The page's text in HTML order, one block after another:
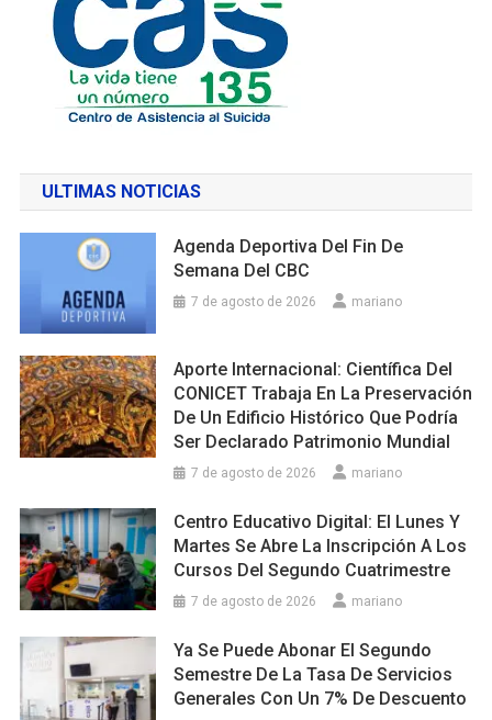
ULTIMAS NOTICIAS
Agenda Deportiva Del Fin De
Semana Del CBC
7 de agosto de 2026 mariano
Aporte Internacional: Científica Del
CONICET Trabaja En La Preservación
De Un Edificio Histórico Que Podría
Ser Declarado Patrimonio Mundial
7 de agosto de 2026 mariano
Centro Educativo Digital: El Lunes Y
Martes Se Abre La Inscripción A Los
Cursos Del Segundo Cuatrimestre
7 de agosto de 2026 mariano
Ya Se Puede Abonar El Segundo
Semestre De La Tasa De Servicios
Generales Con Un 7% De Descuento